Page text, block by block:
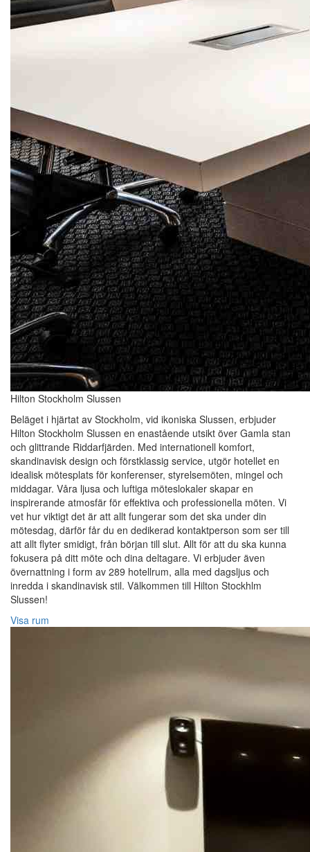
Hilton Stockholm Slussen
Beläget i hjärtat av Stockholm, vid ikoniska Slussen, erbjuder
Hilton Stockholm Slussen en enastående utsikt över Gamla stan
och glittrande Riddarfjärden. Med internationell komfort,
skandinavisk design och förstklassig service, utgör hotellet en
idealisk mötesplats för konferenser, styrelsemöten, mingel och
middagar. Våra ljusa och luftiga möteslokaler skapar en
inspirerande atmosfär för effektiva och professionella möten. Vi
vet hur viktigt det är att allt fungerar som det ska under din
mötesdag, därför får du en dedikerad kontaktperson som ser till
att allt flyter smidigt, från början till slut. Allt för att du ska kunna
fokusera på ditt möte och dina deltagare. Vi erbjuder även
övernattning i form av 289 hotellrum, alla med dagsljus och
inredda i skandinavisk stil. Välkommen till Hilton Stockhlm
Slussen!
Visa rum